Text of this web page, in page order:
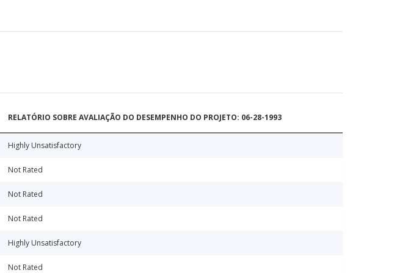
RELATÓRIO SOBRE AVALIAÇÃO DO DESEMPENHO DO PROJETO: 06-28-1993
Highly Unsatisfactory
Not Rated
Not Rated
Not Rated
Highly Unsatisfactory
Not Rated